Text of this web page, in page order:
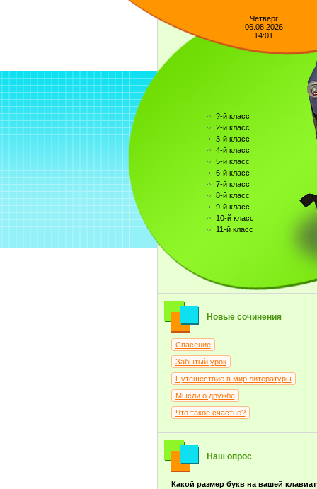
Четверг
06.08.2026
14:01
?-й класс
2-й класс
3-й класс
4-й класс
5-й класс
6-й класс
7-й класс
8-й класс
9-й класс
10-й класс
11-й класс
Новые сочинения
Спасение
Забытый урок
Путешествие в мир литературы
Мысли о дружбе
Что такое счастье?
Наш опрос
Какой размер букв на вашей